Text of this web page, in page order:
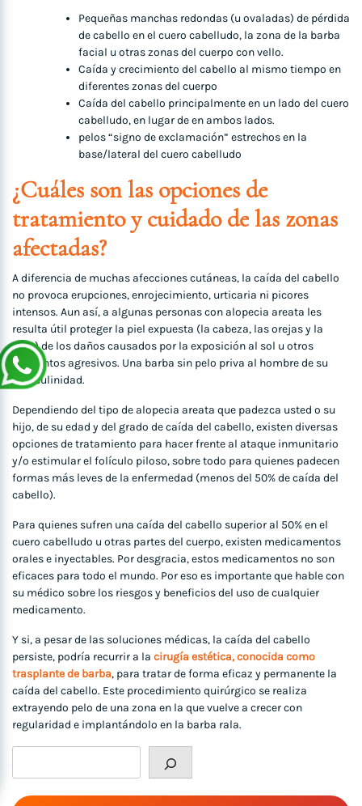
Pequeñas manchas redondas (u ovaladas) de pérdida
de cabello en el cuero cabelludo, la zona de la barba
facial u otras zonas del cuerpo con vello.
Caída y crecimiento del cabello al mismo tiempo en
diferentes zonas del cuerpo
Caída del cabello principalmente en un lado del cuero
cabelludo, en lugar de en ambos lados.
pelos “signo de exclamación” estrechos en la
base/lateral del cuero cabelludo
¿Cuáles son las opciones de
tratamiento y cuidado de las zonas
afectadas?
A diferencia de muchas afecciones cutáneas, la caída del cabello
no provoca erupciones, enrojecimiento, urticaria ni picores
intensos. Aun así, a algunas personas con alopecia areata les
resulta útil proteger la piel expuesta (la cabeza, las orejas y la
cara) de los daños causados por la exposición al sol u otros
elementos agresivos. Una barba sin pelo priva al hombre de su
masculinidad.
Dependiendo del tipo de alopecia areata que padezca usted o su
hijo, de su edad y del grado de caída del cabello, existen diversas
opciones de tratamiento para hacer frente al ataque inmunitario
y/o estimular el folículo piloso, sobre todo para quienes padecen
formas más leves de la enfermedad (menos del 50% de caída del
cabello).
Para quienes sufren una caída del cabello superior al 50% en el
cuero cabelludo u otras partes del cuerpo, existen medicamentos
orales e inyectables. Por desgracia, estos medicamentos no son
eficaces para todo el mundo. Por eso es importante que hable con
su médico sobre los riesgos y beneficios del uso de cualquier
medicamento.
Y si, a pesar de las soluciones médicas, la caída del cabello
persiste, podría recurrir a la cirugía estética, conocida como
trasplante de barba, para tratar de forma eficaz y permanente la
caída del cabello. Este procedimiento quirúrgico se realiza
extrayendo pelo de una zona en la que vuelve a crecer con
regularidad e implantándolo en la barba rala.